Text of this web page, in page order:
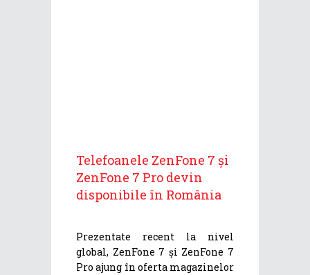
Telefoanele ZenFone 7 și
ZenFone 7 Pro devin
disponibile în România
Prezentate recent la nivel
global, ZenFone 7 și ZenFone 7
Pro ajung în oferta magazinelor